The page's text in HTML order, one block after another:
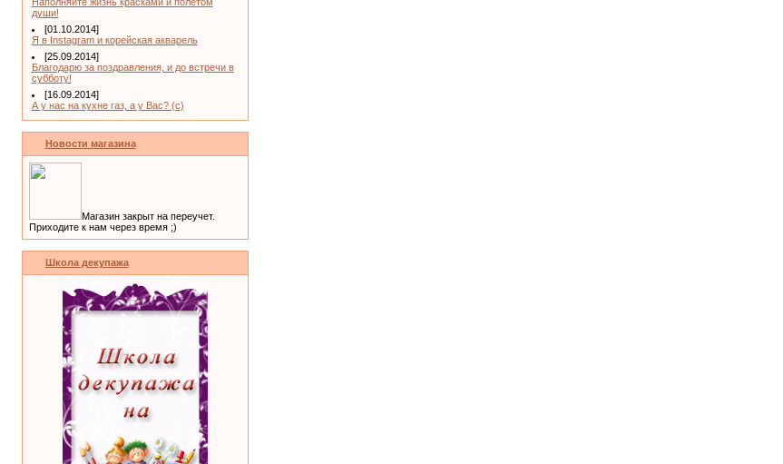
души!
[01.10.2014]
Я в Instagram и корейская акварель
[25.09.2014]
Благодарю за поздравления, и до встречи в
субботу!
[16.09.2014]
А у нас на кухне газ, а у Вас? (с)
Новости магазина
Магазин закрыт на переучет.
Приходите к нам через время ;)
Школа декупажа